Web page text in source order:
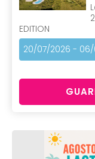
EDITION
20/07/2026 -